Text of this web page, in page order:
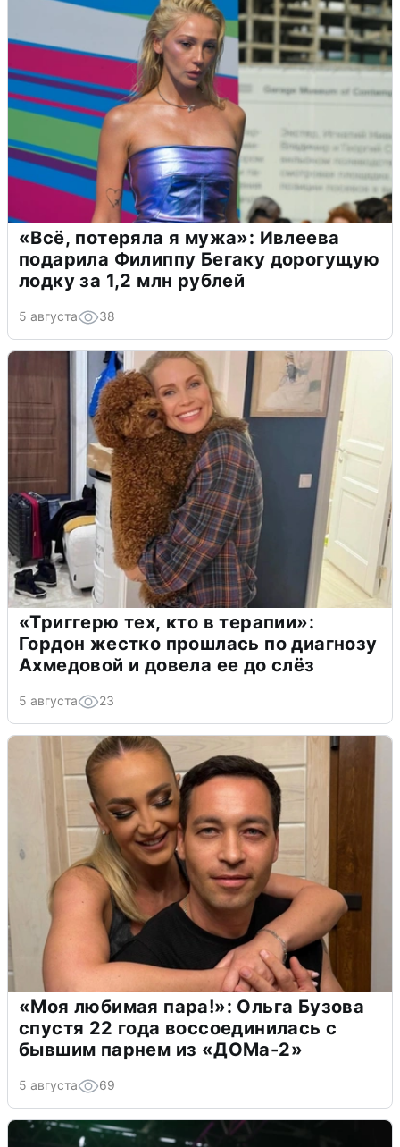
«Всё, потеряла я мужа»: Ивлеева
подарила Филиппу Бегаку дорогущую
лодку за 1,2 млн рублей
5 августа 38
«Триггерю тех, кто в терапии»:
Гордон жестко прошлась по диагнозу
Ахмедовой и довела ее до слёз
5 августа 23
«Моя любимая пара!»: Ольга Бузова
спустя 22 года воссоединилась с
бывшим парнем из «ДОМа-2»
5 августа 69